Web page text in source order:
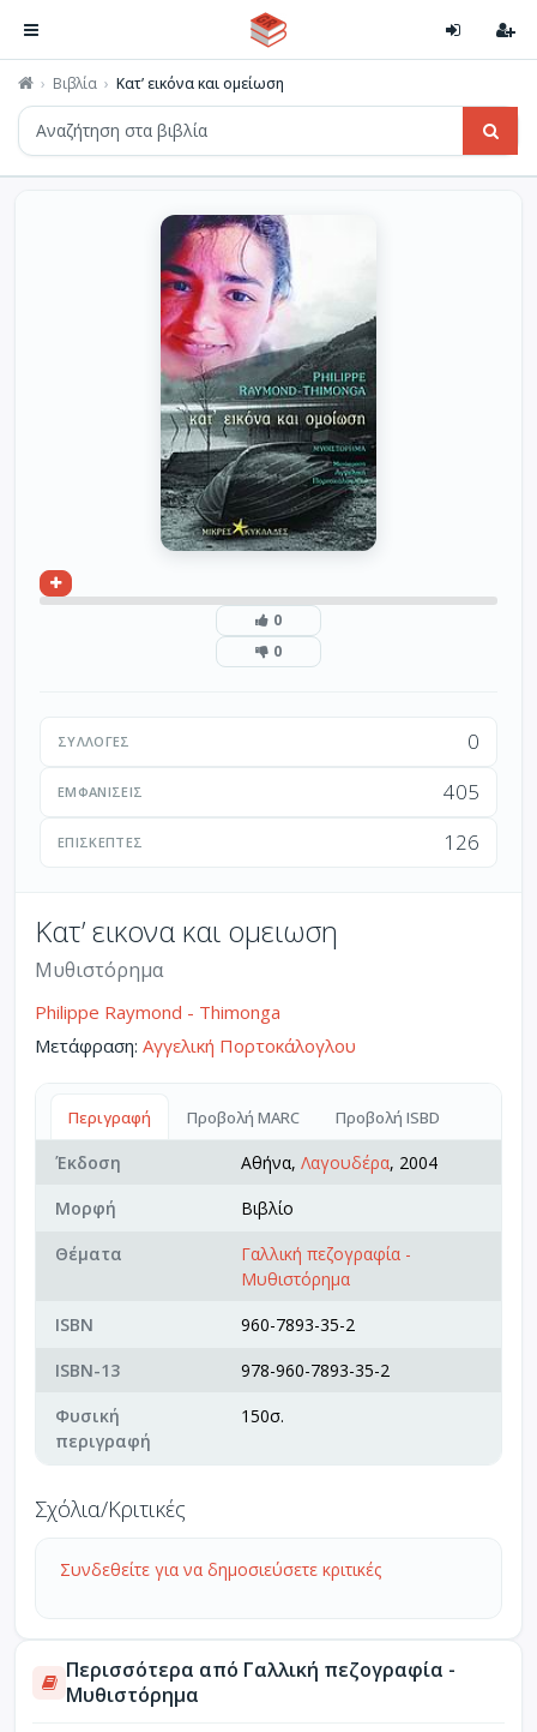
Βιβλία Κατ’ εικόνα και ομείωση
0
0
ΣΥΛΛΟΓΈΣ 0
ΕΜΦΑΝΊΣΕΙΣ 405
ΕΠΙΣΚΈΠΤΕΣ 126
Κατ’ εικονα και ομειωση
Μυθιστόρημα
Philippe Raymond - Thimonga
Μετάφραση: Αγγελική Πορτοκάλογλου
Περιγραφή Προβολή MARC Προβολή ISBD
Έκδοση Αθήνα, Λαγουδέρα, 2004
Μορφή
Βιβλίο
Θέματα
Γαλλική πεζογραφία -
Μυθιστόρημα
ISBN
960-7893-35-2
ISBN-13
978-960-7893-35-2
Φυσική
περιγραφή
150σ.
Σχόλια/Κριτικές
Συνδεθείτε για να δημοσιεύσετε κριτικές
Περισσότερα από Γαλλική πεζογραφία -
Μυθιστόρημα